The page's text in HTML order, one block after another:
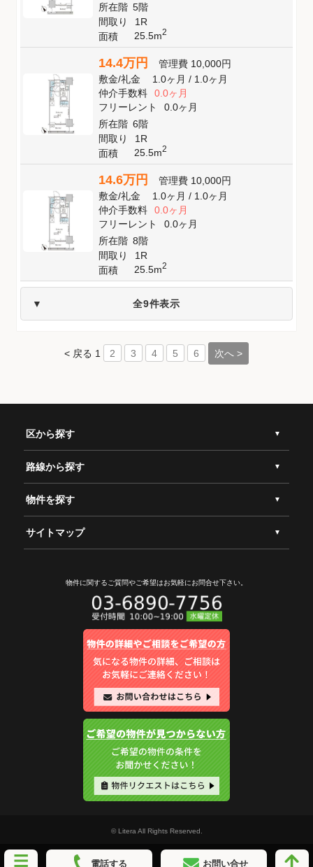
所在階 5階
間取り
1R
面積
25.5m2
14.4万円 管理費 10,000円
敷金/礼金 1.0ヶ月/ 1.0ヶ月
仲介手数料
0.0ヶ月
フリーレント
0.0ヶ月
所在階 6階
間取り
1R
面積
25.5m2
14.6万円 管理費 10,000円
敷金/礼金 1.0ヶ月/ 1.0ヶ月
仲介手数料
0.0ヶ月
フリーレント
0.0ヶ月
所在階 8階
間取り
1R
面積
25.5m2
全9件表示
< 戻る 1 2 3 4 5 6 次へ >
区から探す
路線から探す
物件を探す
サイトマップ
物件に関するご質問やご希望はお気軽にお問合せ下さい。
© Litera All Rights Reserved.
電話する お問い合せ